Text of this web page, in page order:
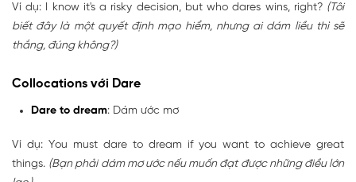
Ví dụ: I know it's a risky decision, but who dares wins, right? (Tôi
biết đây là một quyết định mạo hiểm, nhưng ai dám liều thì sẽ
thắng, đúng không?)
Collocations với Dare
Dare to dream: Dám ước mơ
Ví dụ: You must dare to dream if you want to achieve great
things. (Bạn phải dám mơ ước nếu muốn đạt được những điều lớn